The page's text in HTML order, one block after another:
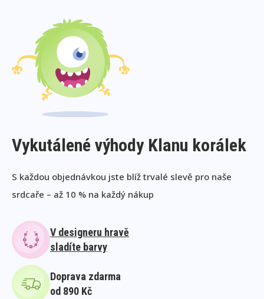
Vykutálené výhody Klanu korálek
S každou objednávkou jste blíž trvalé slevě pro naše
srdcaře – až 10 % na každý nákup
V designeru hravě
sladíte barvy
Doprava zdarma
od 890 Kč